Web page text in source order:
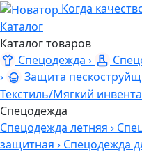
Когда
Каталог
Каталог товаров
Спецодежда ›
›
Защита
Текстиль/Мягкий
Спецодежда
Спецодежда летняя ›
защитная › Спецодежда